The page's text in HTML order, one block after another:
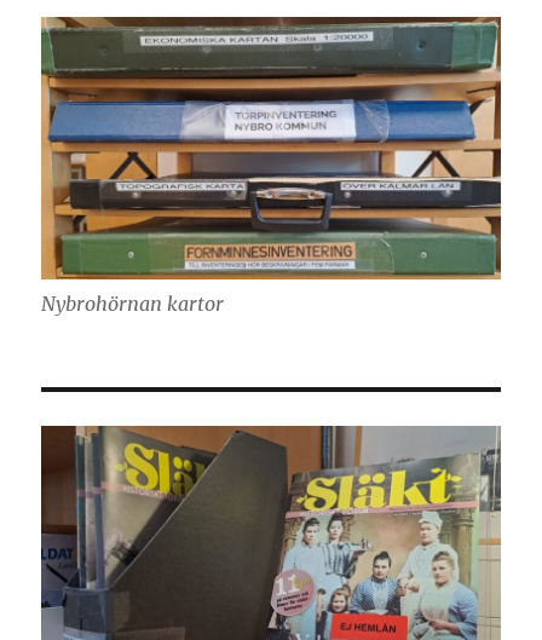
Nybrohörnan kartor